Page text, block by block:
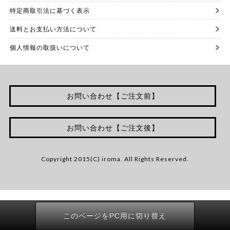
特定商取引法に基づく表示
送料とお支払い方法について
個人情報の取扱いについて
お問い合わせ【ご注文前】
お問い合わせ【ご注文後】
Copyright 2015(C) iroma. All Rights Reserved.
このページをPC用に切り替え